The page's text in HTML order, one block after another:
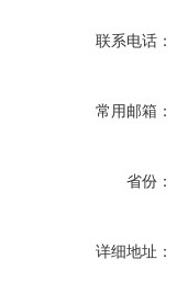
联系电话：
常用邮箱：
省份：
详细地址：